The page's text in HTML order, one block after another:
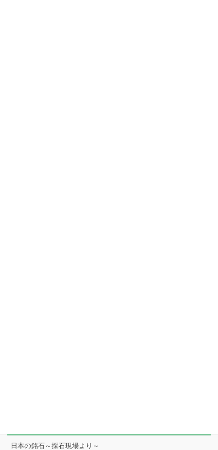
日本の銘石～採石現場より～